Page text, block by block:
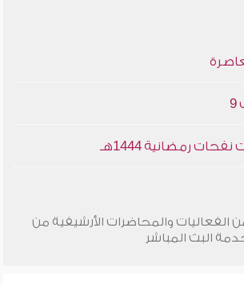
رمضانية 1444هـ
الفعاليات والمحاضرات الأرشيفية من
البث المباشر